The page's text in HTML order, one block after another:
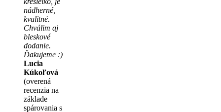
nádherné,
kvalitné.
Chválim aj
bleskové
dodanie.
Ďakujeme :)
Lucia
Kúkoľová
(overená
recenzia na
základe
spárovania s